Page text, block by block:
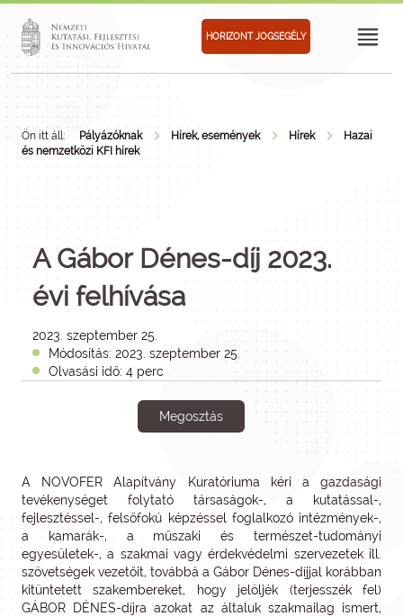
HORIZONT JOGSEGÉLY
Ön itt áll: Pályázóknak Hírek, események Hírek
Hazai
és nemzetközi KFI hírek
A Gábor Dénes-díj 2023.
évi felhívása
2023. szeptember 25.
Módosítás: 2023. szeptember 25.
Olvasási idő: 4 perc
Megosztás
A NOVOFER Alapítvány Kuratóriuma kéri a gazdasági
tevékenységet folytató társaságok-, a kutatással-,
fejlesztéssel-, felsőfokú képzéssel foglalkozó intézmények-,
a kamarák-, a műszaki és természet-tudományi
egyesületek-, a szakmai vagy érdekvédelmi szervezetek ill.
szövetségek vezetőit, továbbá a Gábor Dénes-díjjal korábban
kitüntetett szakembereket, hogy jelöljék (terjesszék fel)
GÁBOR DÉNES-díjra azokat az általuk szakmailag ismert,